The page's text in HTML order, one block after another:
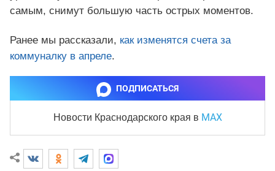
самым, снимут большую часть острых моментов.
Ранее мы рассказали, как изменятся счета за
коммуналку в апреле.
ПОДПИСАТЬСЯ
Новости Краснодарского края в MAX